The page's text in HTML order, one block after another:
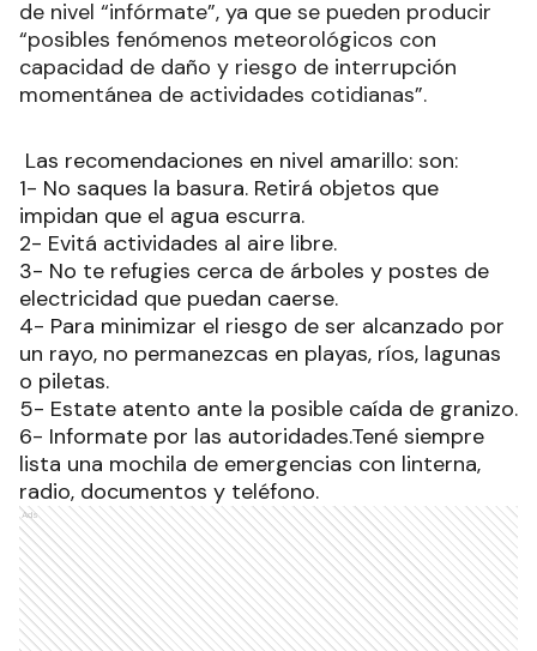
de nivel “infórmate”, ya que se pueden producir
“posibles fenómenos meteorológicos con
capacidad de daño y riesgo de interrupción
momentánea de actividades cotidianas”.
Las recomendaciones en nivel amarillo: son:
1- No saques la basura. Retirá objetos que
impidan que el agua escurra.
2- Evitá actividades al aire libre.
3- No te refugies cerca de árboles y postes de
electricidad que puedan caerse.
4- Para minimizar el riesgo de ser alcanzado por
un rayo, no permanezcas en playas, ríos, lagunas
o piletas.
5- Estate atento ante la posible caída de granizo.
6- Informate por las autoridades.Tené siempre
lista una mochila de emergencias con linterna,
radio, documentos y teléfono.
Ads